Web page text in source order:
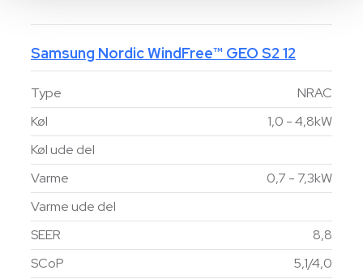
Samsung Nordic WindFree™ GEO S2 12
Type
NRAC
Køl
1,0 - 4,8kW
Køl ude del
Varme
0,7 - 7,3kW
Varme ude del
SEER
8,8
SCoP
5,1/4,0